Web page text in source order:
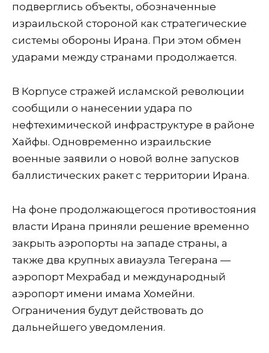
подверглись объекты, обозначенные
израильской стороной как стратегические
системы обороны Ирана. При этом обмен
ударами между странами продолжается.
В Корпусе стражей исламской революции
сообщили о нанесении удара по
нефтехимической инфраструктуре в районе
Хайфы. Одновременно израильские
военные заявили о новой волне запусков
баллистических ракет с территории Ирана.
На фоне продолжающегося противостояния
власти Ирана приняли решение временно
закрыть аэропорты на западе страны, а
также два крупных авиаузла Тегерана —
аэропорт Мехрабад и международный
аэропорт имени имама Хомейни.
Ограничения будут действовать до
дальнейшего уведомления.